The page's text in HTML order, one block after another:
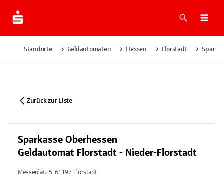
Suche
Standorte Geldautomaten Hessen Florstadt
Zurück zur Liste
Sparkasse Oberhessen
Geldautomat Florstadt - Nieder-Florstadt
Messeplatz 5, 61197 Florstadt